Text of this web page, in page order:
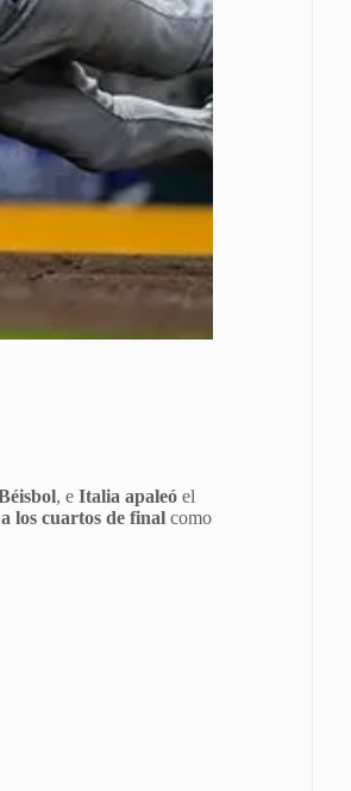
, e Italia apaleóel
los cuartos de finalcomo